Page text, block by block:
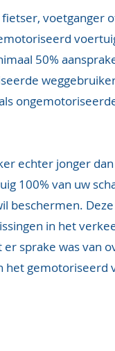
voetganger
50%
echter jonger
100% van uw
beschermen.
in het
sprake was van
het